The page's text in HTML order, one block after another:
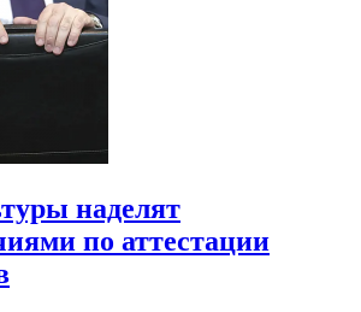
наделят
по аттестации